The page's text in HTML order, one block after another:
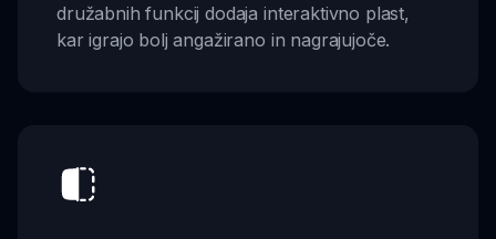
družabnih funkcij dodaja interaktivno plast,
kar igrajo bolj angažirano in nagrajujoče.